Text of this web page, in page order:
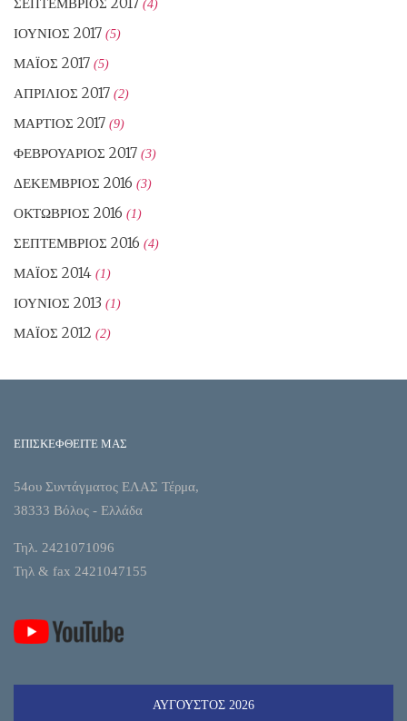
(4)
ΙΟΎΝΙΟΣ 2017 (5)
ΜΆΙΟΣ 2017 (5)
ΑΠΡΊΛΙΟΣ 2017 (2)
ΜΆΡΤΙΟΣ 2017 (9)
ΦΕΒΡΟΥΆΡΙΟΣ 2017 (3)
ΔΕΚΈΜΒΡΙΟΣ 2016 (3)
ΟΚΤΏΒΡΙΟΣ 2016 (1)
ΣΕΠΤΈΜΒΡΙΟΣ 2016 (4)
ΜΆΙΟΣ 2014 (1)
ΙΟΎΝΙΟΣ 2013 (1)
ΜΆΙΟΣ 2012 (2)
ΕΠΙΣΚΕΦΘΕΙΤΕ ΜΑΣ
54ου Συντάγματος ΕΛΑΣ Τέρμα,
38333 Βόλος - Ελλάδα
Τηλ. 2421071096
Τηλ & fax 2421047155
ΑΎΓΟΥΣΤΟΣ 2026